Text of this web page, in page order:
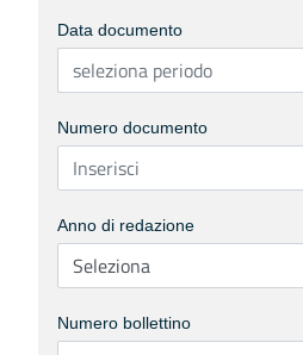
Data documento
Numero documento
Anno di redazione
Numero bollettino